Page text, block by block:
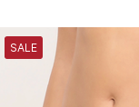
SALE